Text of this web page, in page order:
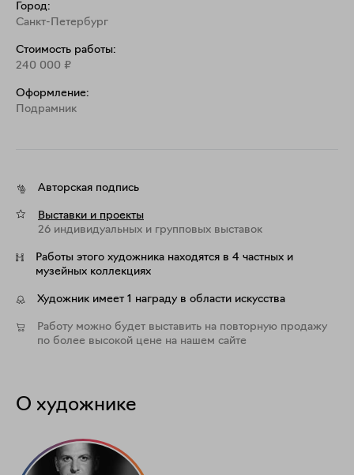
Город:
Санкт-Петербург
Стоимость работы:
240 000 ₽
Оформление:
Подрамник
Авторская подпись
Выставки и проекты
26 индивидуальных и групповых выставок
Работы этого художника находятся в 4 частных и
музейных коллекциях
Художник имеет 1 награду в области искусства
Работу можно будет выставить на повторную продажу
по более высокой цене на нашем сайте
О художнике